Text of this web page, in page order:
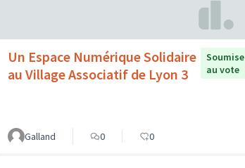
Un Espace Numérique Solidaire
au Village Associatif de Lyon 3
Soumise
au vote
Galland 0 0